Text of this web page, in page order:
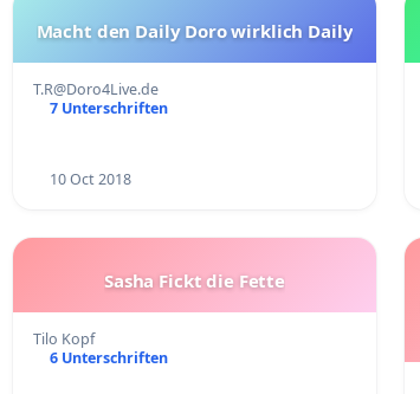
Macht den Daily Doro wirklich Daily
T.R@Doro4Live.de
7 Unterschriften
10 Oct 2018
Sasha Fickt die Fette
Tilo Kopf
6 Unterschriften